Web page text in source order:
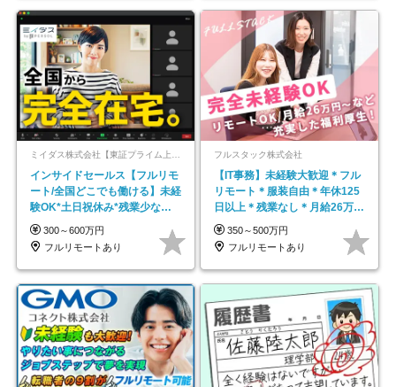
インサイドセールス【フルリモ
ート/全国どこでも働ける】未経
験OK*土日祝休み*残業少なめ*
在宅勤務手当あり
300～600万円
フルリモートあり
フルスタック株式会社
【IT事務】未経験大歓迎＊フル
リモート＊服装自由＊年休125
日以上＊残業なし＊月給26万円
以上
350～500万円
フルリモートあり